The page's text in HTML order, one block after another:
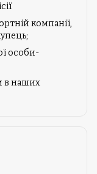
компанії,
особи-
в наших